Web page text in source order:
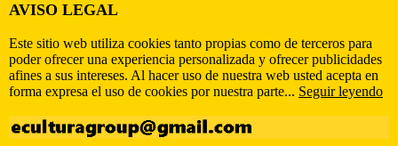
AVISO LEGAL
Este sitio web utiliza cookies tanto propias como de terceros para
poder ofrecer una experiencia personalizada y ofrecer publicidades
afines a sus intereses. Al hacer uso de nuestra web usted acepta en
forma expresa el uso de cookies por nuestra parte... Seguir leyendo